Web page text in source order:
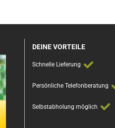
DEINE VORTEILE
Schnelle Lieferung
Persönliche Telefonberatung
Selbstabholung möglich